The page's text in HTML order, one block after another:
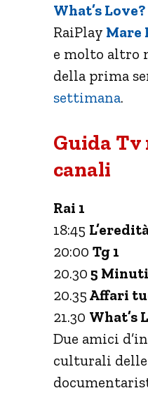
What’s Love?
RaiPlay Mare
e molto altro
della prima
settimana.
Guida Tv
canali
Rai 1
18:45
20:00 Tg 1
20.30 5 Minuti
20.35 Affari
21.30 What’s
Due amici
culturali